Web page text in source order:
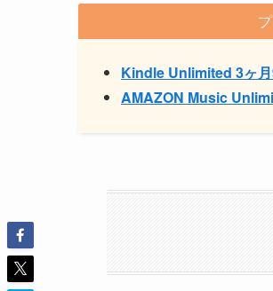
Kindle Unlimited 3ヶ
AMAZON Music